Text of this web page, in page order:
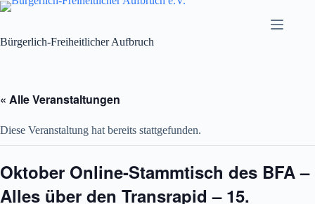
Zum
Bürgerlich-Freiheitlicher Aufbruch
« Alle Veranstaltungen
Diese Veranstaltung hat bereits stattgefunden.
Oktober Online-Stammtisch des BFA –
Alles über den Transrapid – 15.